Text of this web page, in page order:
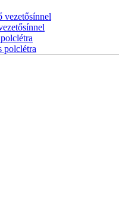
vezetősínnel
polclétra